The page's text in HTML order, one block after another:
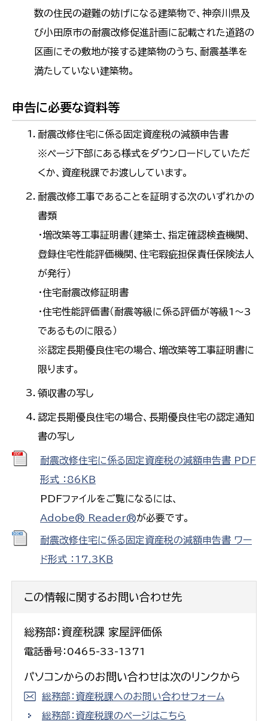
数の住民の避難の妨げになる建築物で、神奈川県及
び小田原市の耐震改修促進計画に記載された道路の
区画にその敷地が接する建築物のうち、耐震基準を
満たしていない建築物。
申告に必要な資料等
耐震改修住宅に係る固定資産税の減額申告書
※ページ下部にある様式をダウンロードしていただ
くか、資産税課でお渡ししています。
耐震改修工事であることを証明する次のいずれかの
書類
・増改築等工事証明書（建築士、指定確認検査機関、
登録住宅性能評価機関、住宅瑕疵担保責任保険法人
が発行）
・住宅耐震改修証明書
・住宅性能評価書（耐震等級に係る評価が等級1～3
であるものに限る）
※認定長期優良住宅の場合、増改築等工事証明書に
限ります。
領収書の写し
認定長期優良住宅の場合、長期優良住宅の認定通知
書の写し
耐震改修住宅に係る固定資産税の減額申告書 PDF
形式 ：86ＫＢ
PDFファイルをご覧になるには、
Adobe® Reader®が必要です。
耐震改修住宅に係る固定資産税の減額申告書 ワー
ド形式 ：17.3ＫＢ
この情報に関するお問い合わせ先
総務部：資産税課 家屋評価係
電話番号：0465-33-1371
パソコンからのお問い合わせは次のリンクから
総務部：資産税課へのお問い合わせフォーム
総務部：資産税課のページはこちら